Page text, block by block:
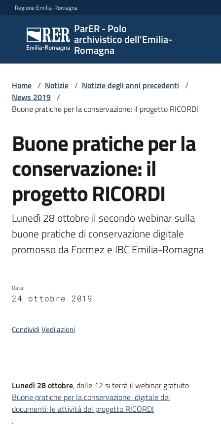
Vai al contenuto
Vai alla navigazione
Vai al footer
Regione Emilia-Romagna
ParER - Polo
archivistico dell'Emilia-
Romagna
ParER -
Polo
archivistico
Romagna
archivistico
Archivio
storico
Conservazione
Argomenti
Contatti
su
Home / Notizie / Notizie degli anni precedenti /
News 2019 /
Buone pratiche per la conservazione: il progetto RICORDI
Salta al contenuto
Buone pratiche per la
conservazione: il
progetto RICORDI
Lunedì 28 ottobre il secondo webinar sulla
buone pratiche di conservazione digitale
promosso da Formez e IBC Emilia-Romagna
Data:
24 ottobre 2019
CondividiVedi azioni
Introduzione
Lunedì 28 ottobre, dalle 12 si terrà il webinar gratuito
Buone pratiche per la conservazione digitale dei
documenti: le attività del progetto RICORDI
.